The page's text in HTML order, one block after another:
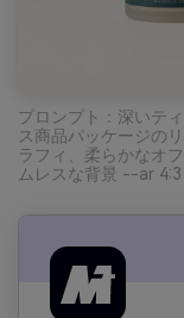
プロンプト：深いテ
ス商品パッケージの
ラフィ、柔らかなオ
ムレスな背景 --ar 4:3